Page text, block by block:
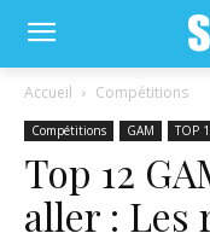
Accueil Compétitions
Compétitions GAM TOP
Top 12
aller : Les